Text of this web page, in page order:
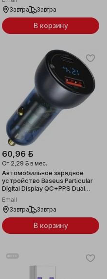
Завтра
Завтра
В корзину
60,96 ƃ
От 2,29 ƃ в мес.
Автомобильное зарядное
устройство Baseus Particular
Digital Display QC+PPS Dual
Quick Charger Car Charger
65W U+C Gray, CCKX-C0G
Emall
Завтра
Завтра
В корзину